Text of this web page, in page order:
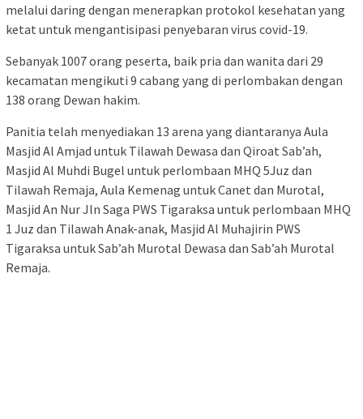
melalui daring dengan menerapkan protokol kesehatan yang
ketat untuk mengantisipasi penyebaran virus covid-19.
Sebanyak 1007 orang peserta, baik pria dan wanita dari 29
kecamatan mengikuti 9 cabang yang di perlombakan dengan
138 orang Dewan hakim.
Panitia telah menyediakan 13 arena yang diantaranya Aula
Masjid Al Amjad untuk Tilawah Dewasa dan Qiroat Sab’ah,
Masjid Al Muhdi Bugel untuk perlombaan MHQ 5Juz dan
Tilawah Remaja, Aula Kemenag untuk Canet dan Murotal,
Masjid An Nur Jln Saga PWS Tigaraksa untuk perlombaan MHQ
1 Juz dan Tilawah Anak-anak, Masjid Al Muhajirin PWS
Tigaraksa untuk Sab’ah Murotal Dewasa dan Sab’ah Murotal
Remaja.